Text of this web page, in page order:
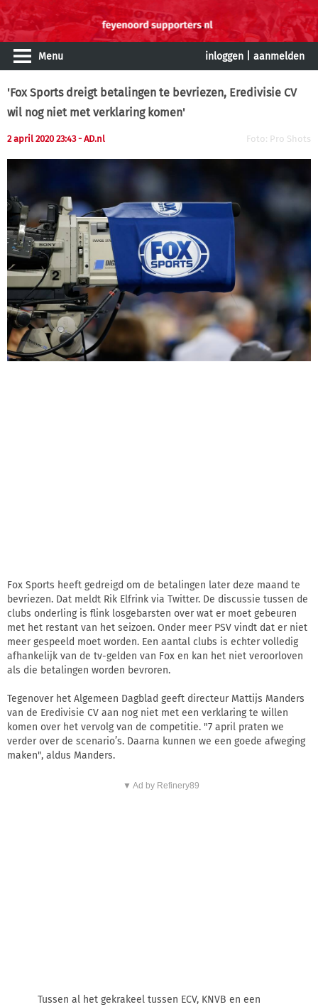
Menu inloggen aanmelden
'Fox Sports dreigt betalingen te bevriezen, Eredivisie CV
wil nog niet met verklaring komen'
2 april 2020 23:43- AD.nl Foto: Pro Shots
Fox Sports heeft gedreigd om de betalingen later deze maand te
bevriezen. Dat meldt Rik Elfrink via Twitter. De discussie tussen de
clubs onderling is flink losgebarsten over wat er moet gebeuren
met het restant van het seizoen. Onder meer PSV vindt dat er niet
meer gespeeld moet worden. Een aantal clubs is echter volledig
afhankelijk van de tv-gelden van Fox en kan het niet veroorloven
als die betalingen worden bevroren.
Tegenover het Algemeen Dagblad geeft directeur Mattijs Manders
van de Eredivisie CV aan nog niet met een verklaring te willen
komen over het vervolg van de competitie. "7 april praten we
verder over de scenario’s. Daarna kunnen we een goede afweging
maken", aldus Manders.
▼ Ad by Refinery89
Tussen al het gekrakeel tussen ECV, KNVB en een